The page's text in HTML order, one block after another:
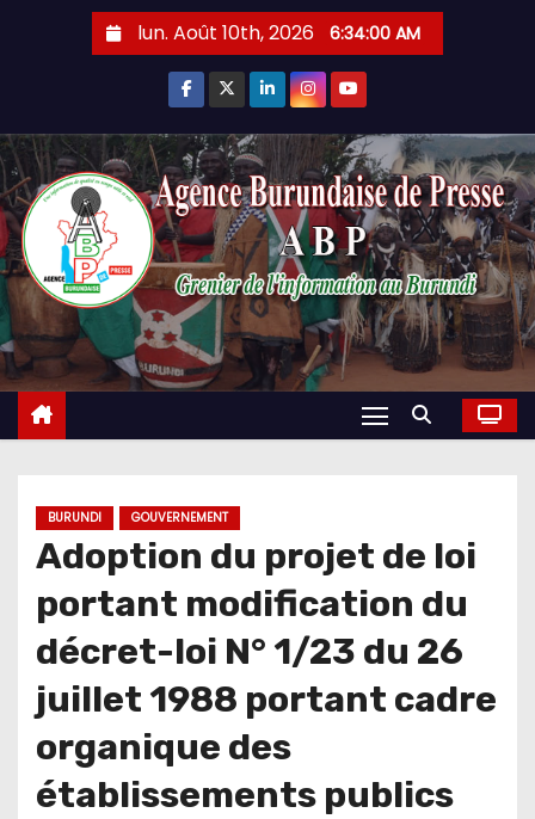
lun. Août 10th, 2026 6:34:01 AM
BURUNDI GOUVERNEMENT
Adoption du projet de loi
portant modification du
décret-loi N° 1/23 du 26
juillet 1988 portant cadre
organique des
établissements publics